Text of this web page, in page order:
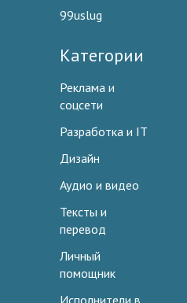
99uslug
Категории
Реклама и
соцсети
Разработка и IT
Дизайн
Аудио и видео
Тексты и
перевод
Личный
помощник